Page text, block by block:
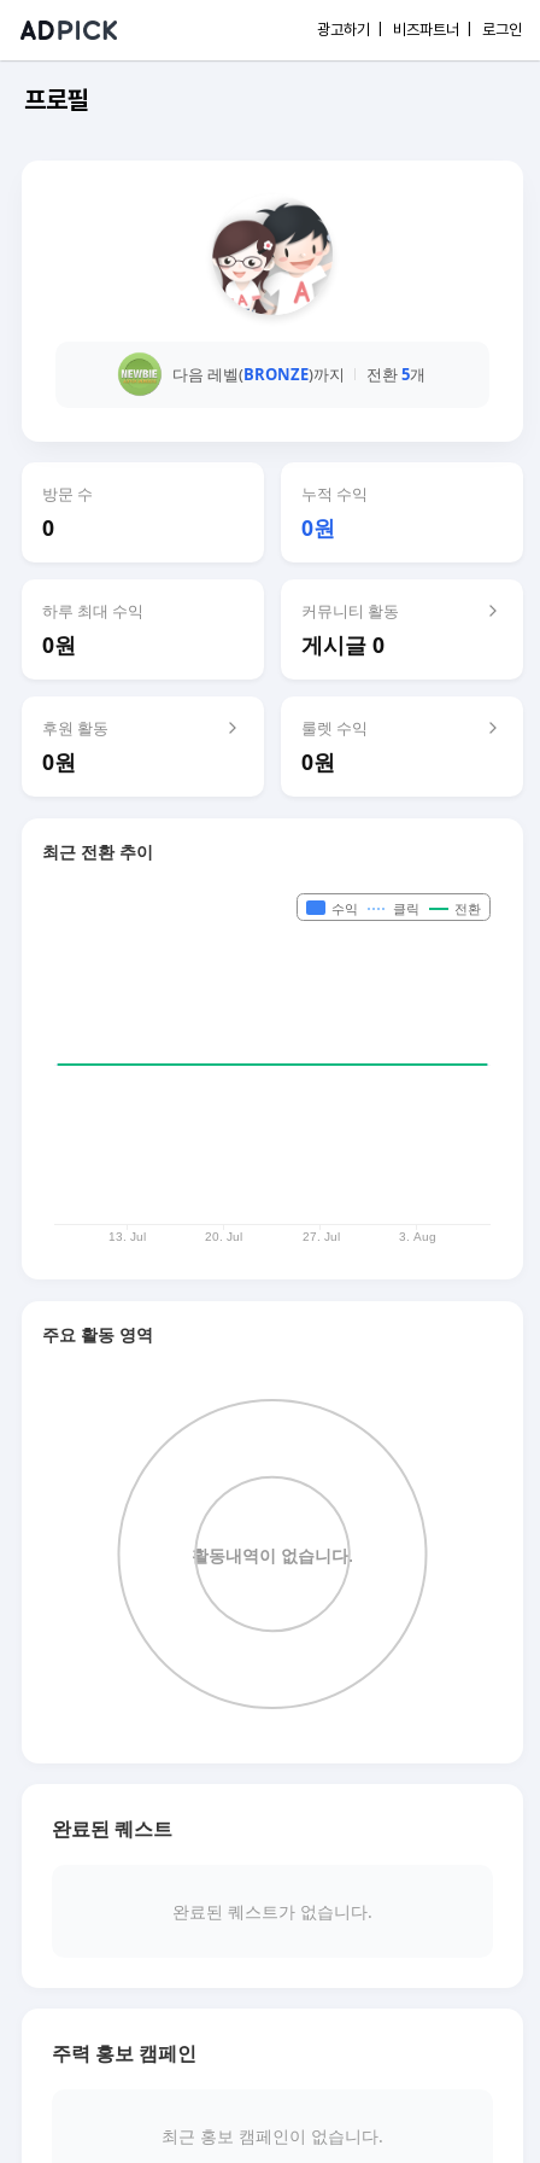
광고하기 | 비즈파트너 | 로그인
프로필
다음 레벨(BRONZE)까지 전환5개
방문 수
0
누적 수익
0원
하루 최대 수익
0원
커뮤니티 활동
게시글 0
후원 활동
0원
룰렛 수익
0원
최근 전환 추이
주요 활동 영역
완료된 퀘스트
완료된 퀘스트가 없습니다.
주력 홍보 캠페인
최근 홍보 캠페인이 없습니다.